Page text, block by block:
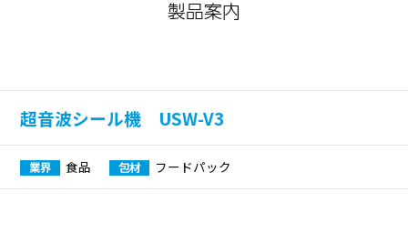
製品案内
超音波シール機 USW-V3
業界 食品 包材 フードパック